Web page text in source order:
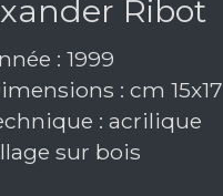
Ribot
: 1999
: cm 15x17
: acrilique
sur bois